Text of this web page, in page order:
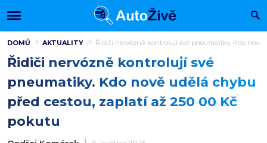
DOMŮ AKTUALITY Řidiči nervózně kontrolují své pneumatiky. Kdo nově
Řidiči nervózně kontrolují své
pneumatiky. Kdo nově udělá chybu
před cestou, zaplatí až 250 00 Kč
pokutu